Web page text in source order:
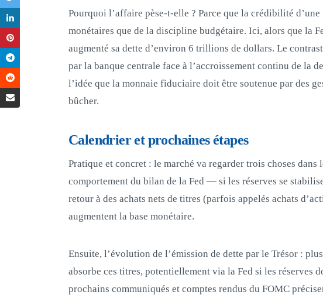
Pourquoi l’affaire pèse‑t‑elle ? Parce que la crédibilité
monétaires que de la discipline budgétaire. Ici, alors que la
augmenté sa dette d’environ 6 trillions de dollars. Le
par la banque centrale face à l’accroissement continu de la
l’idée que la monnaie fiduciaire doit être soutenue par des
bûcher.
Calendrier et prochaines étapes
Pratique et concret : le marché va regarder trois choses dans
comportement du bilan de la Fed — si les réserves se
retour à des achats nets de titres (parfois appelés achats
augmentent la base monétaire.
Ensuite, l’évolution de l’émission de dette par le Trésor :
absorbe ces titres, potentiellement via la Fed si les réserves
prochains communiqués et comptes rendus du FOMC